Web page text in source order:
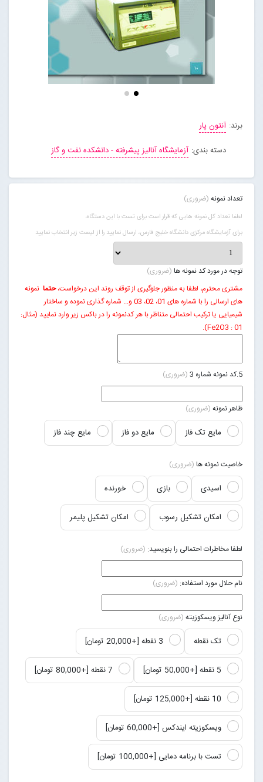
ورود به سایت
برند: آنتون پار
دسته بندی: آزمایشگاه آنالیز پیشرفته - دانشکده نفت و گاز
تعداد نمونه (ضروری)
لطفا تعداد کل نمونه هایی که قرار است برای تست با این دستگاه،
برای آزمایشگاه مرکزی دانشگاه خلیج فارس، ارسال نمایید را از لیست زیر انتخاب نمایید
توجه در مورد کد نمونه ها (ضروری)
مشتری محترم، لطفا به منظور جلوگیری از توقف روند این درخواست،حتما نمونه
های ارسالی را با شماره های 01، 02، 03 و... شماره گذاری نموده و ساختار
شیمیایی یا ترکیب احتمالی متناظر با هر کدنمونه را در باکس زیر وارد نمایید (مثال:
01 : Fe2O3).
5.کد نمونه شماره 3 (ضروری)
ظاهر نمونه (ضروری)
مایع تک فاز مایع دو فاز مایع چند فاز
خاصیت نمونه ها (ضروری)
اسیدی بازی خورنده
امکان تشکیل رسوب امکان تشکیل پلیمر
لطفا مخاطرات احتمالی را بنویسید: (ضروری)
نام حلال مورد استفاده: (ضروری)
نوع آنالیز ویسکوزیته (ضروری)
تک نقطه 3 نقطه [+20,000 تومان]
5 نقطه [+50,000 تومان] 7 نقطه [+80,000 تومان]
10 نقطه [+125,000 تومان]
ویسکوزیته ایندکس [+60,000 تومان]
تست با برنامه دمایی [+100,000 تومان]